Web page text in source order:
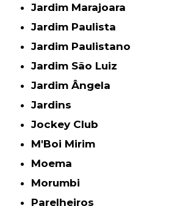
Jardim Marajoara
Jardim Paulista
Jardim Paulistano
Jardim São Luiz
Jardim Ângela
Jardins
Jockey Club
M'Boi Mirim
Moema
Morumbi
Parelheiros